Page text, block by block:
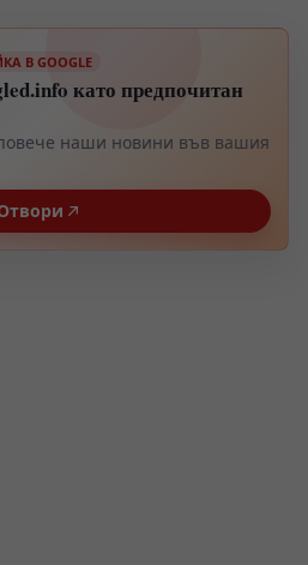
В GOOGLE
като предпочитан
наши новини във вашия